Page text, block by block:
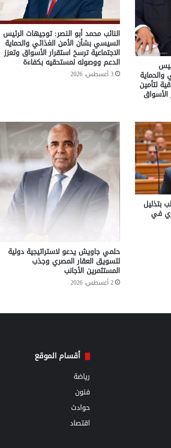
لتأمين
الأسواق
النائب محمد أبو النصر: توجيهات الرئيس
السيسي بشأن الأمن الغذائي والحماية
الاجتماعية ترسخ استقرار الأسواق وتعزز
الدعم ووصوله لمستحقيه بكفاءة
3 أغسطس، 2026
بتذليل
في
حلمي جاويش يدعو لاستراتيجية دولية
لتسويق العقار المصري وجذب
المستثمرين الأجانب
2 أغسطس، 2026
أقسام الموقع
رياضة
فنون
حوادث
اقتصاد